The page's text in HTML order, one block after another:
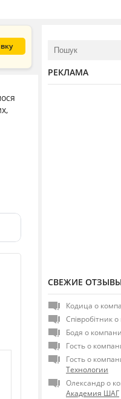
РЕКЛАМА
СВЕЖИЕ
Кодица о
Співробітник
Бодя о
Гость о
Гость о
Технологии
Олександр о
Академия ШАГ